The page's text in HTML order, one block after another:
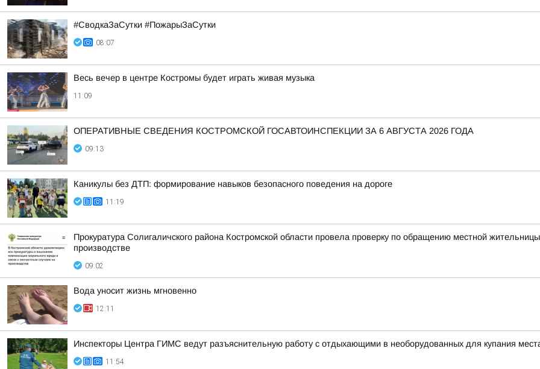
#СводкаЗаСутки #ПожарыЗаСутки
08:07
Весь вечер в центре Костромы будет играть живая музыка
11:09
ОПЕРАТИВНЫЕ СВЕДЕНИЯ КОСТРОМСКОЙ ГОСАВТОИНСПЕКЦИИ ЗА 6 АВГУСТА 2026 ГОДА
09:13
Каникулы без ДТП: формирование навыков безопасного поведения на дороге
11:19
Прокуратура Солигаличского района Костромской области провела проверку по обращению местной
производстве
09:02
Вода уносит жизнь мгновенно
12:11
Инспекторы Центра ГИМС ведут разъяснительную работу с отдыхающими в необорудованных для купания
11:54